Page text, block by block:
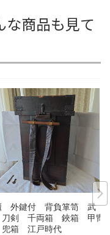
な商品も見て
外鍵付 背負箪笥 武
剣 千両箱 鋏箱 甲冑
箱 江戸時代